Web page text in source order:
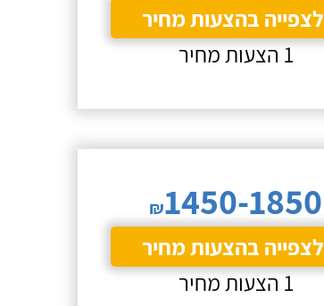
לצפייה בהצעות מחיר
1 הצעות מחיר
₪1450-1850
לצפייה בהצעות מחיר
1 הצעות מחיר